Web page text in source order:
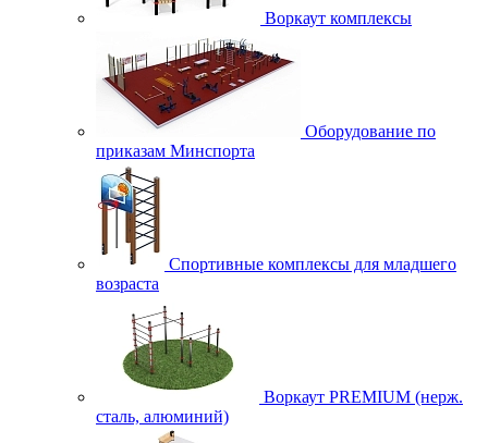
Воркаут комплексы
Оборудование по
приказам Минспорта
Спортивные комплексы для младшего
возраста
Воркаут PREMIUM (нерж.
сталь, алюминий)